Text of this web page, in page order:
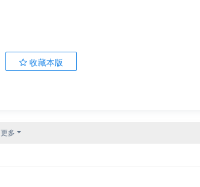
收藏本版
更多